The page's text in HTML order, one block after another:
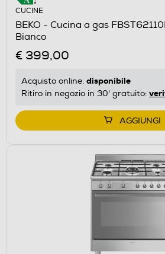
CUCINE
BEKO - Cucina a gas
Bianco
€ 399,00
Acquisto online: disponibile
Ritiro in negozio in 30' gratuito:
AGGIUNGI